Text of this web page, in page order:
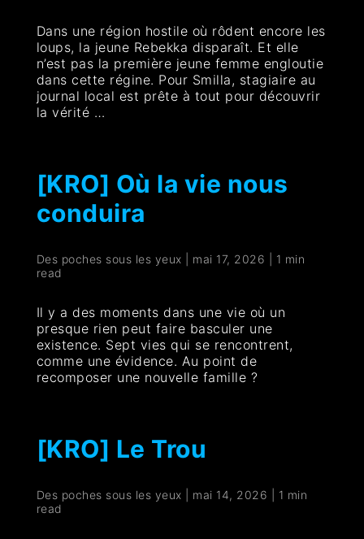
Dans une région hostile où rôdent encore les
loups, la jeune Rebekka disparaît. Et elle
n’est pas la première jeune femme engloutie
dans cette régine. Pour Smilla, stagiaire au
journal local est prête à tout pour découvrir
la vérité …
[KRO] Où la vie nous
conduira
Des poches sous les yeux mai 17, 2026
1 min
read
Il y a des moments dans une vie où un
presque rien peut faire basculer une
existence. Sept vies qui se rencontrent,
comme une évidence. Au point de
recomposer une nouvelle famille ?
[KRO] Le Trou
Des poches sous les yeux mai 14, 2026
1 min
read